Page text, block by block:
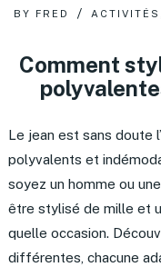
BY FRED ACTIVITÉS
Comment
Le jean est sans doute
polyvalents et
soyez un homme ou
être stylisé de mille et
quelle occasion.
différentes, chacune